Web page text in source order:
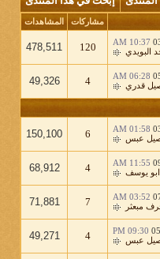
مشاركات المشاهدات
10:37 AM
البويدي 120
478,511
06:28 AM
قدري 4
49,326
01:58 AM
عبس 6
150,100
11:55 AM
ابو يوسف 4
68,912
03:52 AM
مبعثر 7
71,881
09:30 PM
عبس 4
49,271